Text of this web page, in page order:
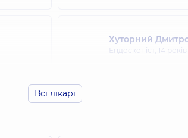
Хуторний
Ендоскопіст, 14
Всі лікарі